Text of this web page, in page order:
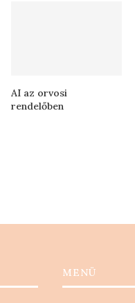
Win a Wedding: Selecting the
jewellery you will...
AI az orvosi
rendelőben
MENÜ